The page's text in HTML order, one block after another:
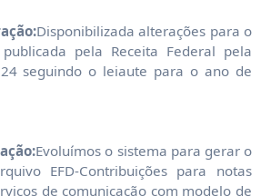
Disponibilizada alterações para o
pela Receita Federal pela
seguindo o leiaute para o ano de
Evoluímos o sistema para gerar o
EFD-Contribuições para notas
de comunicação com modelo de